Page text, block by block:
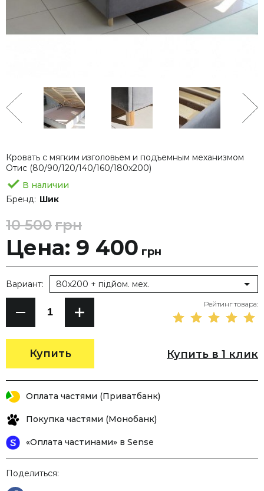
Кровать с мягким изголовьем и подъемным механизмом
Отис (80/90/120/140/160/180х200)
В наличии
Бренд: Шик
10 500грн
Цена: 9 400 грн
Купить
Вариант: 80х200 + підйом. мех.
Рейтинг товара:
Купить в 1 клик
Оплата частями (Приватбанк)
Покупка частями (Монобанк)
«Оплата частинами» в Sense
Поделиться: